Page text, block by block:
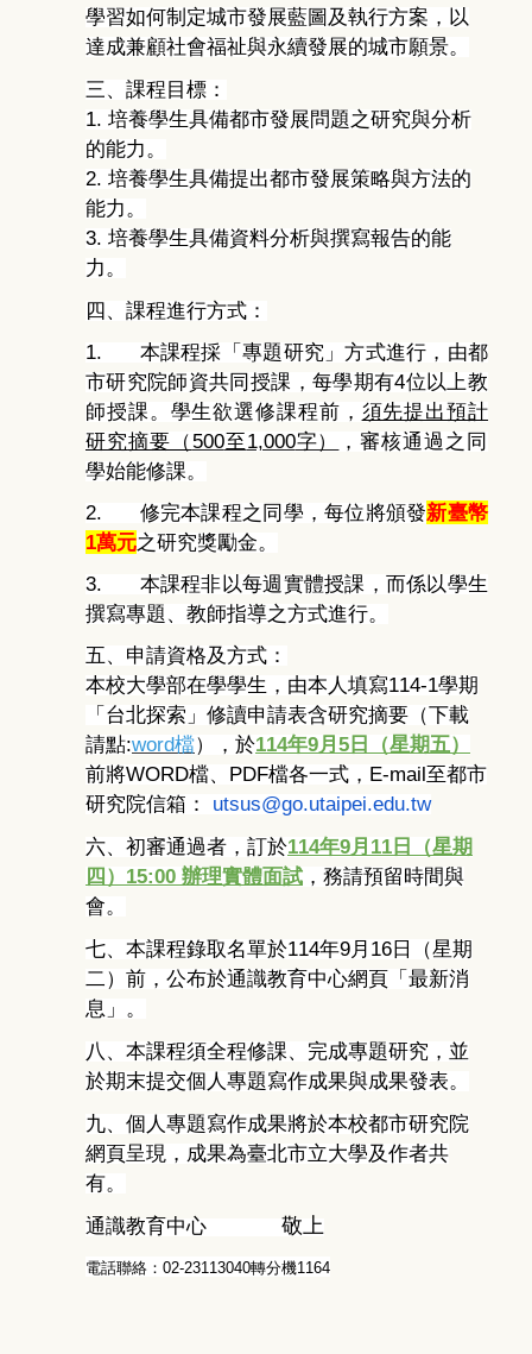
學習如何制定城市發展藍圖及執行方案， 以
達成兼顧社會福祉與永續發展的城市願景。
三、 課程目標：
1. 培養學生具備都市發展問題之研究與分析
的能力。
2. 培養學生具備提出都市發展策略與方法的
能力。
3. 培養學生具備資料分析與撰寫報告的能
力。
四、 課程進行方式：
1. 本課程採「專題研究」方式進行，由都
市研究院師資共同授課， 每學期有4位以上教
師授課。學生欲選修課程前， 須先提出預計
研究摘要（ 500至1,000字）
，審核通過之同
學始能修課。
2. 修完本課程之同學，每位將頒發新臺幣
1萬元之研究獎勵金。
3. 本課程非以每週實體授課，而係以學生
撰寫專題、 教師指導之方式進行。
五、 申請資格及方式：
本校大學部在學學生，由本人填寫114-1學期
「台北探索」 修讀申請表含研究摘要（下載
請點:word檔），於114年9月5日（星期五）
前將WORD檔、 PDF檔各一式， E-mail至都市
研究院信箱 ：
utsus@go.utaipei.edu.tw
六、 初審通過者，訂於114年9月11日 （星期
四）15:00 辦理實體面試 ，務請預留時間與
會。
七、 本課程錄取名單於114年9月 16日（星期
二）前， 公布於通識教育中心網頁「最新消
息」。
八、 本課程須全程修課、完成專題研究， 並
於期末提交個人專題寫作成果與成果發表。
九、 個人專題寫作成果將於本校都市研究院
網頁呈現， 成果為臺北市立大學及作者共
有。
通識教育中心
敬上
電話聯絡： 02-23113040轉分機1164